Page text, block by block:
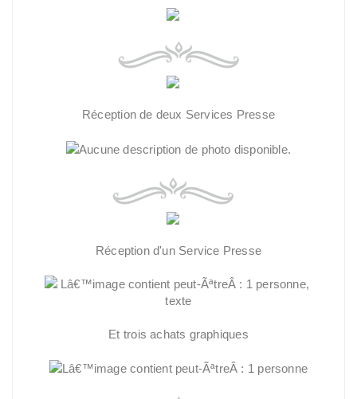
Réception de deux Services Presse
Réception d'un Service Presse
Et trois achats graphiques